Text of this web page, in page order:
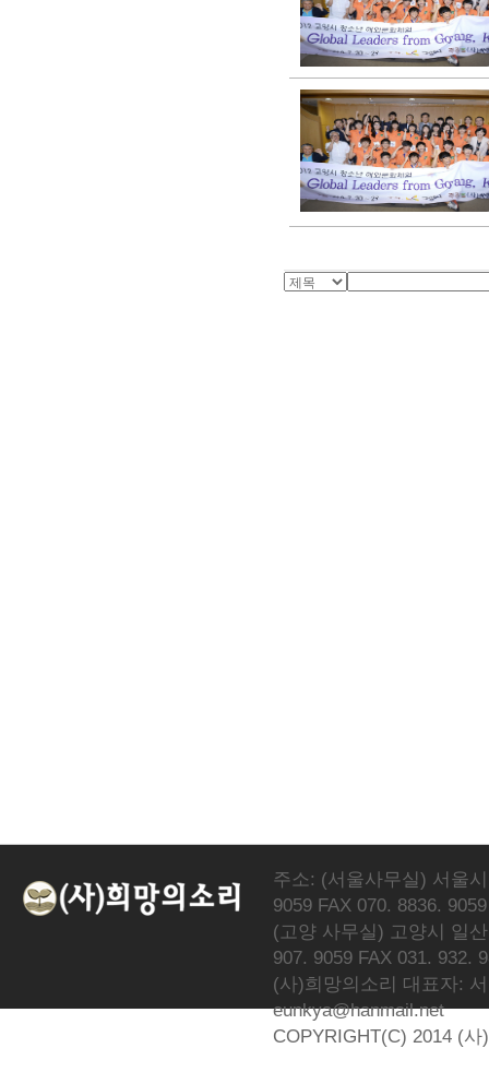
주소: (서울사무실) 서울
9059 FAX 070. 8836. 9059
(고양 사무실) 고양시 일
907. 9059 FAX 031. 932.
(사)희망의소리 대표자:
eunkya@hanmail.net
COPYRIGHT(C) 2014 (